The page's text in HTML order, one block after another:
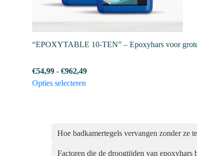
de
“EPOXYTABLE 10-TEN” – Epoxyhars voor
€54,99 - €962,49Prijsklasse:
Opties selecteren
variaties.
Hoe badkamertegels vervangen zonder ze
Factoren die de droogtijden van epoxyhars